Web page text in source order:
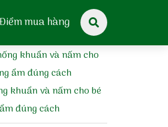
Điểm mua hàng
khuẩn và nấm cho bé
đúng cách